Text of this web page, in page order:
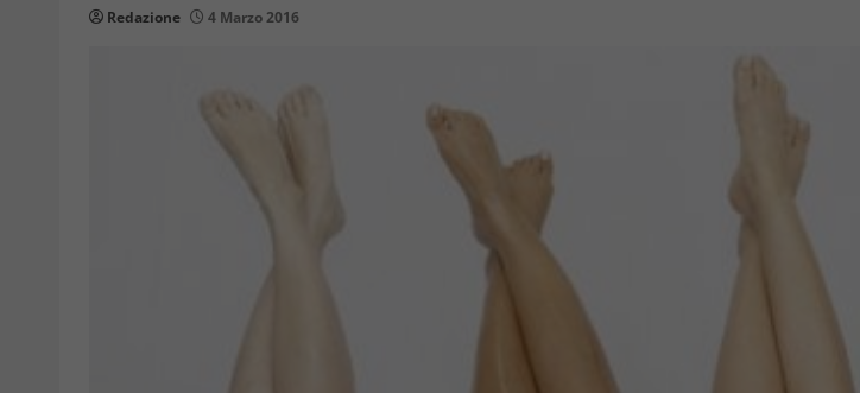
Redazione 4 Marzo 2016